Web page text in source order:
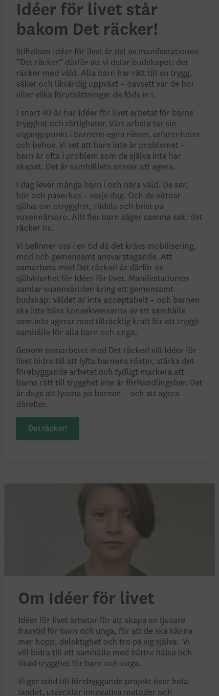
Idéer för livet står
bakom Det räcker!
Stiftelsen Idéer för livet är del av manifestationen
”Det räcker” därför att vi delar budskapet: det
räcker med våld. Alla barn har rätt till en trygg,
säker och likvärdig uppväxt – oavsett var de bor
eller vilka förutsättningar de föds in i.
I snart 40 år har Idéer för livet arbetat för barns
trygghet och rättigheter. Vårt arbete tar sin
utgångspunkt i barnens egna röster, erfarenheter
och behov. Vi vet att barn inte är problemet –
barn är ofta i problem som de själva inte har
skapat. Det är samhällets ansvar att agera.
I dag lever många barn i och nära våld. De ser,
hör och påverkas – varje dag. Och de vittnar
själva om otrygghet, rädsla och brist på
vuxennärvaro. Allt fler barn säger samma sak: det
räcker nu.
Vi befinner oss i en tid då det krävs mobilisering,
mod och gemensamt ansvarstagande. Att
samarbeta med Det räcker! är därför en
självklarhet för Idéer för livet. Manifestationen
samlar vuxenvärlden kring ett gemensamt
budskap: våldet är inte acceptabelt – och barnen
ska inte bära konsekvenserna av ett samhälle
som inte agerar med tillräcklig kraft för ett tryggt
samhälle för alla barn och unga.
Genom samarbetet med Det räcker! vill Idéer för
livet bidra till att lyfta barnens röster, stärka det
förebyggande arbetet och tydligt markera att
barns rätt till trygghet inte är förhandlingsbar. Det
är dags att lyssna på barnen – och att agera
därefter.
Det räcker!
Om Idéer för livet
Idéer för livet arbetar för att skapa en ljusare
framtid för barn och unga, för att de ska känna
mer hopp, delaktighet och tro på sig själva. Vi
vill bidra till ett samhälle med bättre hälsa och
ökad trygghet för barn och unga.
Vi ger stöd till förebyggande projekt över hela
landet, utvecklar innovativa metoder och